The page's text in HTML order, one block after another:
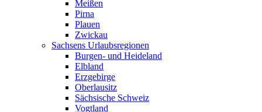
Meißen
Pirna
Plauen
Zwickau
Sachsens Urlaubsregionen
Burgen- und Heideland
Elbland
Erzgebirge
Oberlausitz
Sächsische Schweiz
Vogtland